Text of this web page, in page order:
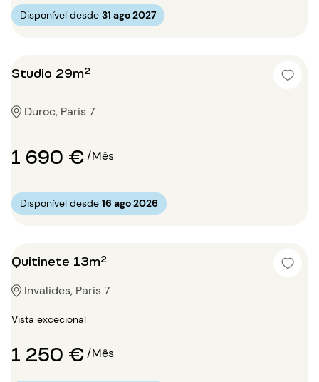
Disponível desde 31 ago 2027
Studio 29m²
Duroc, Paris 7
1 690 €/Mês
Disponível desde 16 ago 2026
Quitinete 13m²
Invalides, Paris 7
Vista excecional
1 250 €/Mês